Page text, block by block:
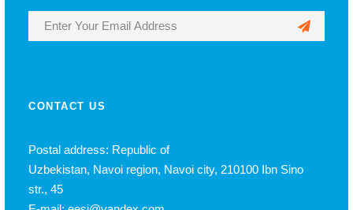
CONTACT US
Postal address: Republic of
Uzbekistan, Navoi region, Navoi city, 210100 Ibn Sino
str., 45